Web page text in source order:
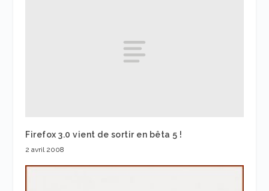
Firefox 3.0 vient de sortir en bêta 5 !
2 avril 2008